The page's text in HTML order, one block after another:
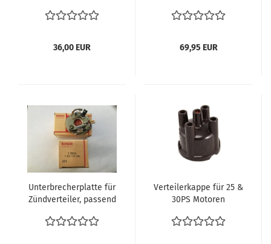
113905207 Bosch
36,00 EUR
niedrige Verteiler
Karmann VW Bus T1
vergl. 111905207C NOS
69,95 EUR
Unterbrecherplatte für
Zündverteiler, passend
227 C BOSCH 1 237 110
Verteilerkappe für 25 &
30PS Motoren
010 - 019 - ZV/JUR4R1 -